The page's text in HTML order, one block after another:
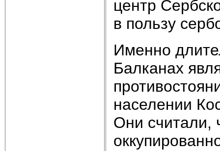
центр
в пользу
Именно
Балканах
населении
Они считали,